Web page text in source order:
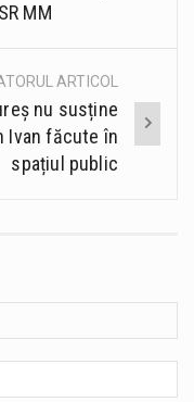
MM
ARTICOL
nu susține
Ivan făcute în
spațiul public